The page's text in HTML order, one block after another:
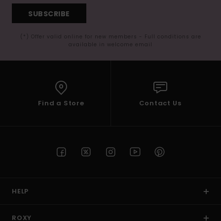
SUBSCRIBE
(*) Offer valid online for new members - Full conditions are
available in welcome email
Find a Store Contact Us
HELP
ROXY